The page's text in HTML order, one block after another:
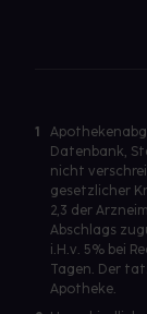
1
Datenbank,
nicht
gesetzlicher
2,3 der
Abschlags
i.H.v. 5% bei
Tagen. Der
Apotheke.